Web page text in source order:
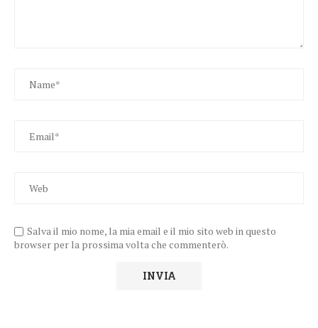
Salva il mio nome, la mia email e il mio sito web in questo
browser per la prossima volta che commenterò.